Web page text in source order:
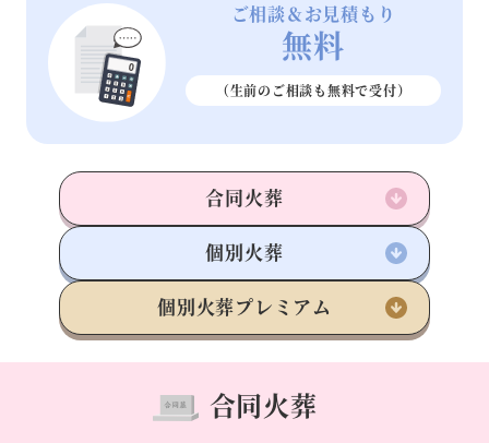
ご相談＆お見積もり
無料
（生前のご相談も無料で受付）
合同火葬
個別火葬
個別火葬プレミアム
合同火葬